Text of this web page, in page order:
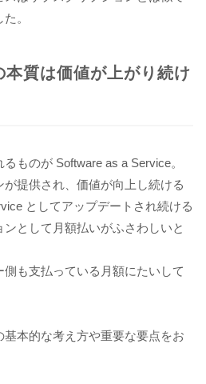
。
質は価値が上がり続け
ものが Software as a Service。
提供され、価値が向上し続ける
としてアップデートされ続ける
として月額払いがふさわしいと
も支払っている月額にたいして
本的な考え方や重要な要点をお